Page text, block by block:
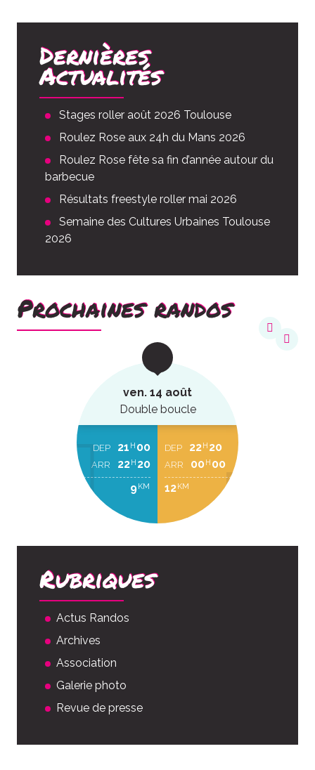
Dernières
Actualités
Stages roller août 2026 Toulouse
Roulez Rose aux 24h du Mans 2026
Roulez Rose fête sa fin d’année autour du
barbecue
Résultats freestyle roller mai 2026
Semaine des Cultures Urbaines Toulouse
2026
Prochaines randos
ven. 14 août
Double boucle
DEP 21 H 00
ARR 22H 20
9KM
DEP 22H 20
ARR 00H 00
12KM
Rubriques
Actus Randos
Archives
Association
Galerie photo
Revue de presse